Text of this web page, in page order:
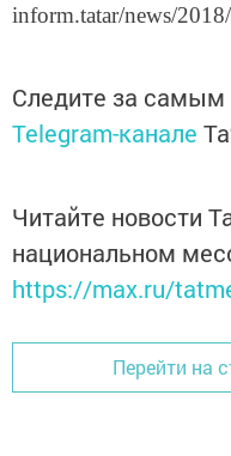
inform.tatar/news/
Следите за
Telegram-канале
Читайте новости
национальном
https://max.ru/
Перейти на